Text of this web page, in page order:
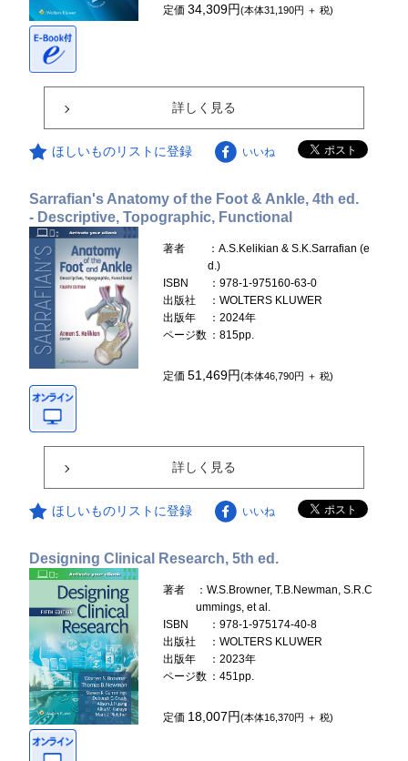
定価34,309円(本体31,190円 ＋ 税)
詳しく見る
ほしいものリストに登録 いいね
Sarrafian's Anatomy of the Foot & Ankle, 4th ed.
- Descriptive, Topographic, Functional
著者
：A.S.Kelikian & S.K.Sarrafian (e
d.)
ISBN
：978-1-975160-63-0
出版社
：WOLTERS KLUWER
出版年
：2024年
ページ数 ：815pp.
定価51,469円(本体46,790円 ＋ 税)
詳しく見る
ほしいものリストに登録 いいね
Designing Clinical Research, 5th ed.
著者
：W.S.Browner, T.B.Newman, S.R.C
ummings, et al.
ISBN
：978-1-975174-40-8
出版社
：WOLTERS KLUWER
出版年
：2023年
ページ数 ：451pp.
定価 18,007円(本体16,370円 ＋ 税)